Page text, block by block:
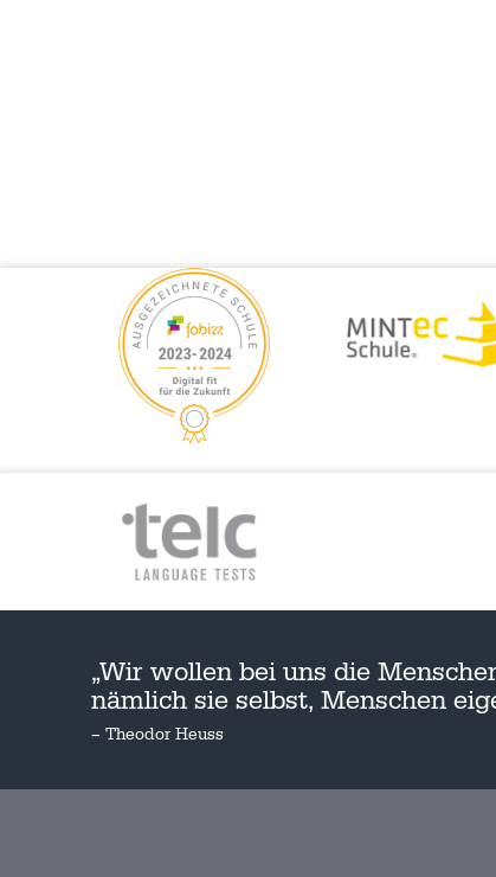
„Wir wollen bei uns die
nämlich sie selbst, Menschen
– Theodor Heuss